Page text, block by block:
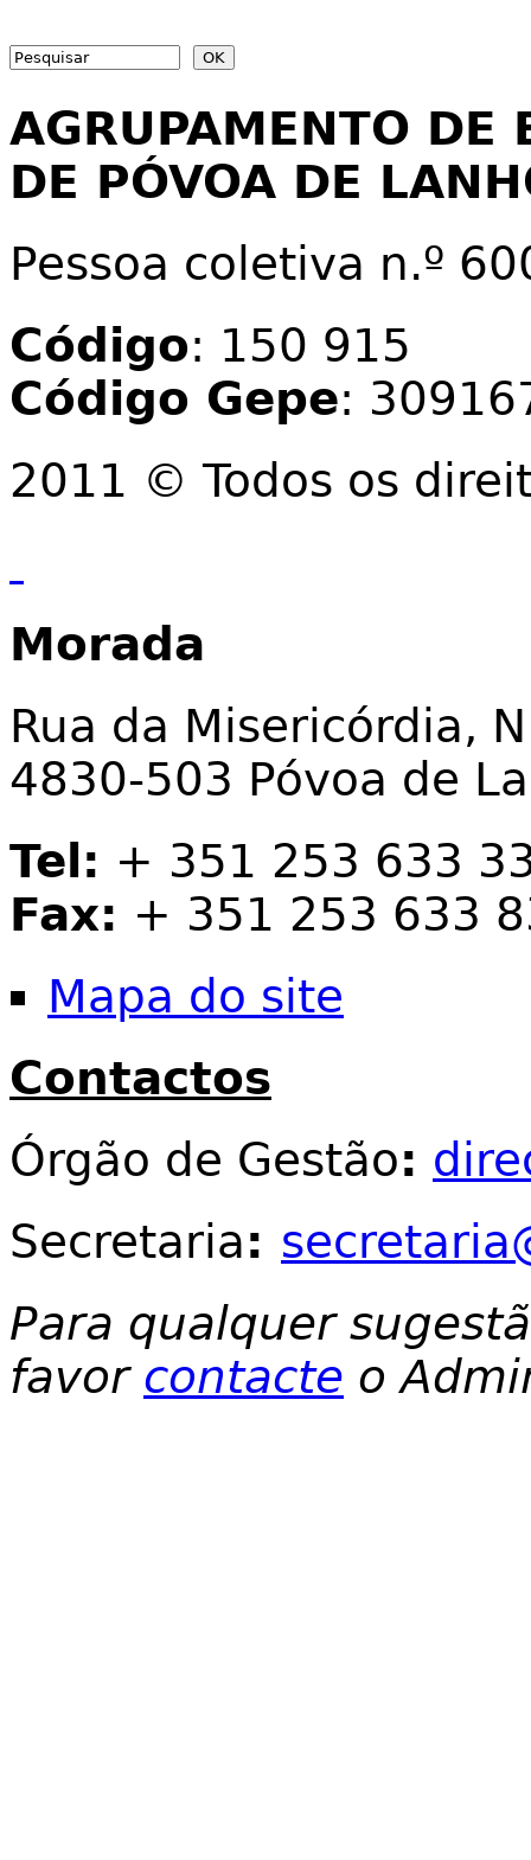
Search form
AGRUPAMENTO DE
DE PÓVOA DE
Pessoa coletiva n.º
Código: 150 915
Código Gepe:
2011 © Todos os
Morada
Rua da Misericórdia,
4830-503 Póvoa de
Tel: + 351 253 633
Fax: + 351 253 633
Mapa do site
Contactos
Órgão de Gestão:
Secretaria:
Para qualquer
favor contacte o